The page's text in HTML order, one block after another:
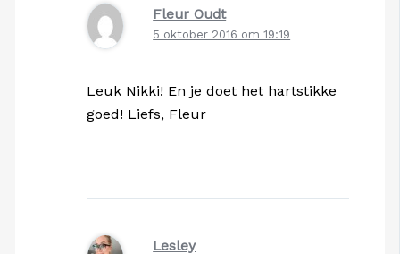
Fleur Oudt
5 oktober 2016 om 19:19
Leuk Nikki! En je doet het hartstikke
goed! Liefs, Fleur
Lesley